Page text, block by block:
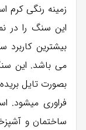
زمینه رنگی کرم
این سنگ را در
بیشترین
می باشد. این
بصورت تایل
فراوری میشود.
ساختمان و